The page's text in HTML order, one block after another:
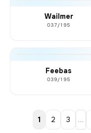
Wailmer
037/195
Feebas
039/195
1 2 3 …